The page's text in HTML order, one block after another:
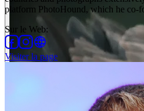
platform PhotoHound, which he co-
Sur le Web:
Visiter la page